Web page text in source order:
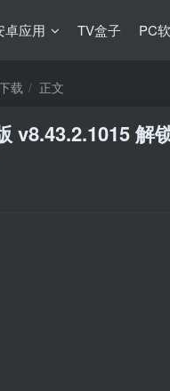
卓应用 TV盒子 PC
载 正文
v8.43.2.1015 解